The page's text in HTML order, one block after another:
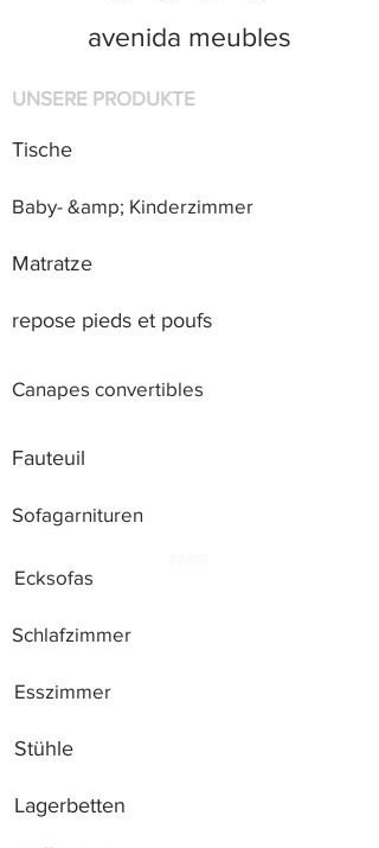
avenida meubles
UNSERE PRODUKTE
Tische
Baby- &amp; Kinderzimmer
Matratze
repose pieds et poufs
Canapes convertibles
Fauteuil
Sofagarnituren
Ecksofas
Schlafzimmer
Esszimmer
Stühle
Lagerbetten